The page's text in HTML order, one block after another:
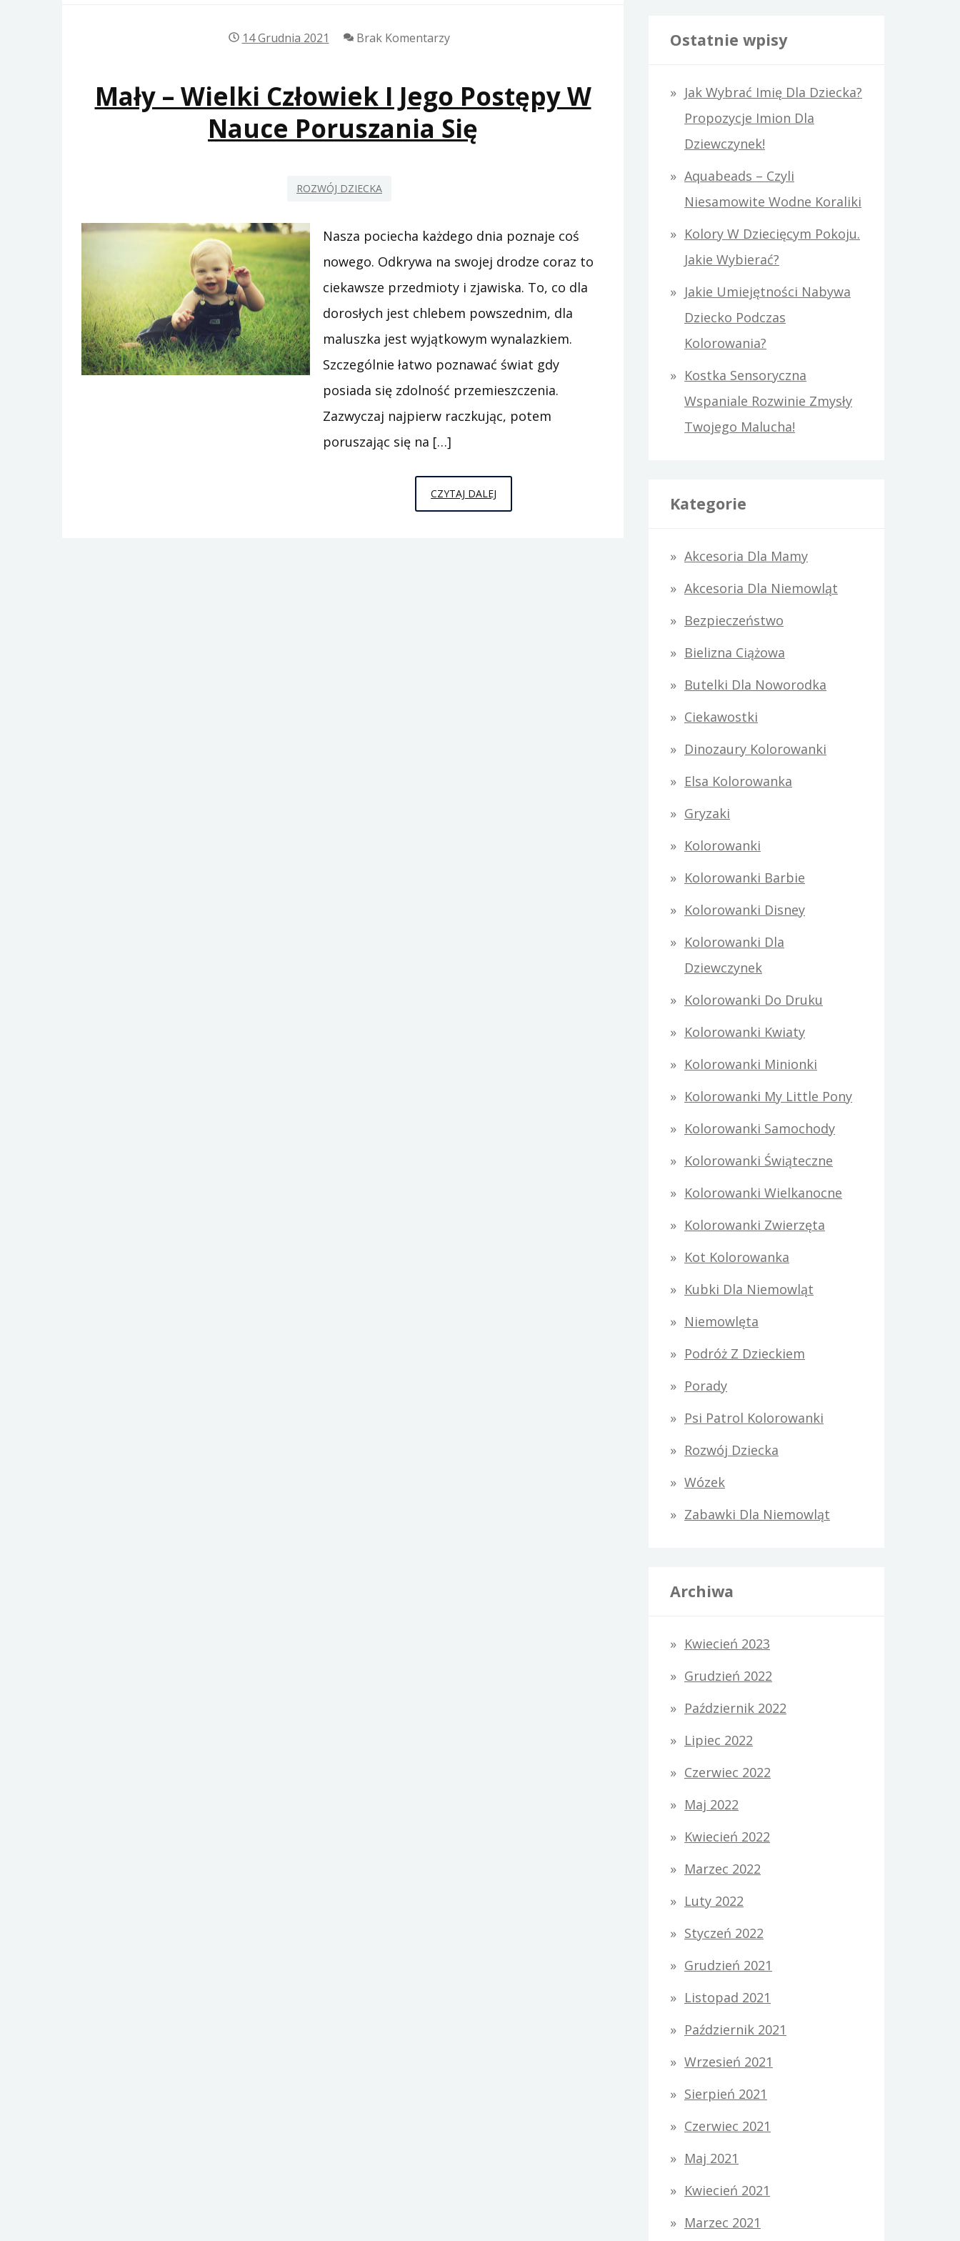
14 Grudnia 2021 Brak Komentarzy
Mały – Wielki Człowiek I Jego Postępy W
Nauce Poruszania Się
ROZWÓJ DZIECKA
Nasza pociecha każdego dnia poznaje coś
nowego. Odkrywa na swojej drodze coraz to
ciekawsze przedmioty i zjawiska. To, co dla
dorosłych jest chlebem powszednim, dla
maluszka jest wyjątkowym wynalazkiem.
Szczególnie łatwo poznawać świat gdy
posiada się zdolność przemieszczenia.
Zazwyczaj najpierw raczkując, potem
poruszając się na […]
CZYTAJ DALEJ
–
k
j
Ostatnie wpisy
Jak Wybrać Imię Dla Dziecka?
Propozycje Imion Dla
Dziewczynek!
Aquabeads – Czyli
Niesamowite Wodne Koraliki
Kolory W Dziecięcym Pokoju.
Jakie Wybierać?
Jakie Umiejętności Nabywa
Dziecko Podczas
Kolorowania?
Kostka Sensoryczna
Wspaniale Rozwinie Zmysły
Twojego Malucha!
Kategorie
Akcesoria Dla Mamy
Akcesoria Dla Niemowląt
Bezpieczeństwo
Bielizna Ciążowa
Butelki Dla Noworodka
Ciekawostki
Dinozaury Kolorowanki
Elsa Kolorowanka
Gryzaki
Kolorowanki
Kolorowanki Barbie
Kolorowanki Disney
Kolorowanki Dla
Dziewczynek
Kolorowanki Do Druku
Kolorowanki Kwiaty
Kolorowanki Minionki
Kolorowanki My Little Pony
Kolorowanki Samochody
Kolorowanki Świąteczne
Kolorowanki Wielkanocne
Kolorowanki Zwierzęta
Kot Kolorowanka
Kubki Dla Niemowląt
Niemowlęta
Podróż Z Dzieckiem
Porady
Psi Patrol Kolorowanki
Rozwój Dziecka
Wózek
Zabawki Dla Niemowląt
Archiwa
Kwiecień 2023
Grudzień 2022
Październik 2022
Lipiec 2022
Czerwiec 2022
Maj 2022
Kwiecień 2022
Marzec 2022
Luty 2022
Styczeń 2022
Grudzień 2021
Listopad 2021
Październik 2021
Wrzesień 2021
Sierpień 2021
Czerwiec 2021
Maj 2021
Kwiecień 2021
Marzec 2021